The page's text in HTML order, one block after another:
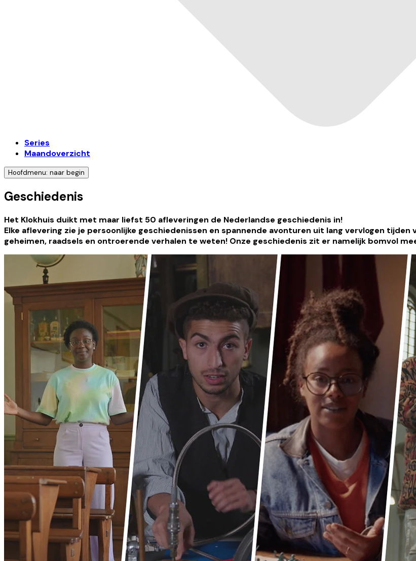
Series
Maandoverzicht
Hoofdmenu: naar begin
Geschiedenis
Het Klokhuis duikt met maar liefst 50 afleveringen de Nederlandse geschiedenis in!
Elke aflevering zie je persoonlijke geschiedenissen en spannende avonturen uit lang vervlogen
geheimen, raadsels en ontroerende verhalen te weten! Onze geschiedenis zit er namelijk bomvol